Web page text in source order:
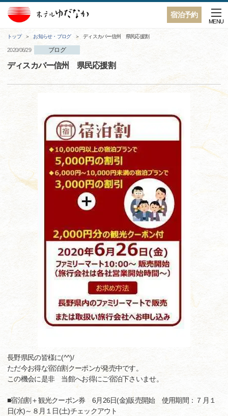
宿泊予約
MENU
トップ お知らせ・ブログ ディスカバー信州 県民応援割
2020/06/29 ブログ
ディスカバー信州 県民応援割
長野県民の皆様に(^^)/
ただ今お得な宿泊割クーポンが発売中です。
この機会に是非 当館へお得にご宿泊下さいませ。
■宿泊割＋観光クーポン券 6月26日(金)販売開始 使用期間：７月１
日(水)～８月１日(土)チェックアウト